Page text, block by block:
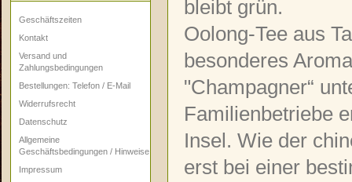
Geschäftszeiten
Kontakt
Versand und
Zahlungsbedingungen
Bestellungen: Telefon / E-Mail
Widerrufsrecht
Datenschutz
Allgemeine
Geschäftsbedingungen / Hinweise
Impressum
bleibt grün.
Oolong-Tee aus
besonderes
"Champagner“
Familienbetriebe
Insel. Wie der
erst bei einer